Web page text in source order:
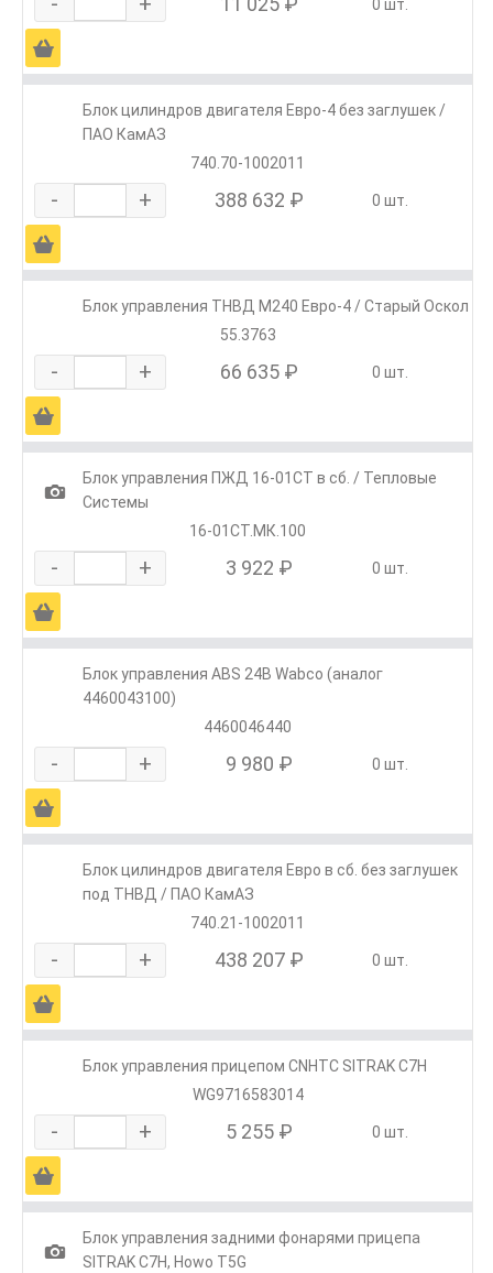
0 шт.
Ä
Блок цилиндров двигателя Евро-4 без заглушек /
ПАО КамАЗ
740.70-1002011
- + 388 632 ₽ 0 шт.
Ä
Блок управления ТНВД М240 Евро-4 / Старый Оскол
55.3763
- + 66 635 ₽ 0 шт.
Ä
1
Блок управления ПЖД 16-01СТ в сб. / Тепловые
Системы
16-01СТ.МК.100
- + 3 922 ₽ 0 шт.
Ä
Блок управления ABS 24В Wabco (аналог
4460043100)
4460046440
- + 9 980 ₽ 0 шт.
Ä
Блок цилиндров двигателя Евро в сб. без заглушек
под ТНВД / ПАО КамАЗ
740.21-1002011
- + 438 207 ₽ 0 шт.
Ä
Блок управления прицепом CNHTC SITRAK C7H
WG9716583014
- + 5 255 ₽ 0 шт.
Ä
1
Блок управления задними фонарями прицепа
SITRAK C7H, Howo T5G